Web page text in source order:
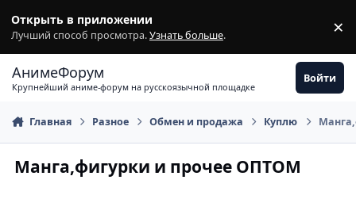
Открыть в приложении
Лучший способ просмотра.Узнать больше. ×
АнимеФорум
Крупнейший аниме-форум на русскоязычной площадке
Войти
Главная Разное Обмен и продажа Куплю
Манга,фигурки и прочее ОПТОМ